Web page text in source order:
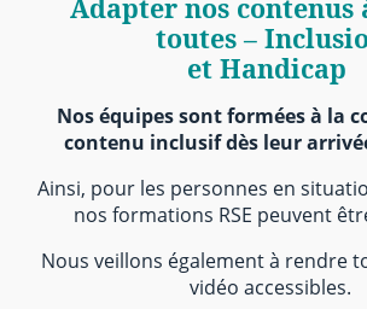
Adapter nos contenus
toutes –
et Handicap
Nos équipes sont formées à la
contenu inclusif dès leur
Ainsi, pour les personnes en
nos formations RSE peuvent
Nous veillons également à rendre
vidéo accessibles.